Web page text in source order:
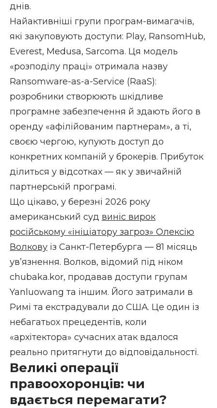
днів.
Найактивніші групи програм-вимагачів,
які закуповують доступи: Play, RansomHub,
Everest, Medusa, Sarcoma. Ця модель
«розподілу праці» отримала назву
Ransomware-as-a-Service (RaaS):
розробники створюють шкідливе
програмне забезпечення й здають його в
оренду «афілійованим партнерам», а ті,
своєю чергою, купують доступ до
конкретних компаній у брокерів. Прибуток
ділиться у відсотках — як у звичайній
партнерській програмі.
Що цікаво, у березні 2026 року
американський суд виніс вирок
російському «ініціатору загроз» Олексію
Волкову із Санкт-Петербурга — 81 місяць
ув’язнення. Волков, відомий під ніком
chubaka.kor, продавав доступи групам
Yanluowang та іншим. Його затримали в
Римі та екстрадували до США. Це один із
небагатьох прецедентів, коли
«архітектора» сучасних атак вдалося
реально притягнути до відповідальності.
Великі операції
правоохоронців: чи
вдається перемагати?